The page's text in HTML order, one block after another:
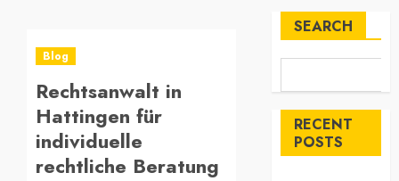
Blog
Rechtsanwalt in
Hattingen für
individuelle
rechtliche Beratung
SEARCH
RECENT
POSTS